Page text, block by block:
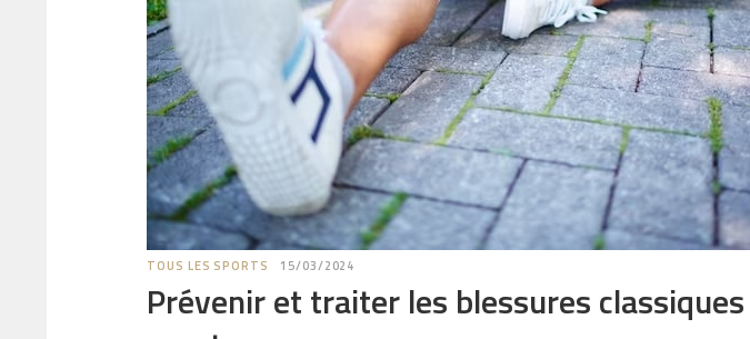
TOUS LES SPORTS 15/03/2024
Prévenir et traiter les blessures